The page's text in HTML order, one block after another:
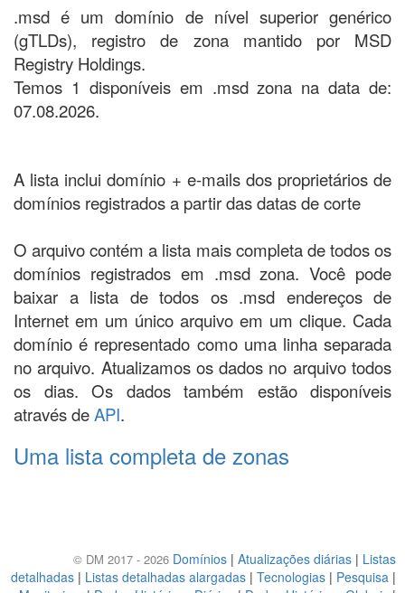
.msd é um domínio de nível superior genérico
(gTLDs), registro de zona mantido por MSD
Registry Holdings.
Temos 1 disponíveis em .msd zona na data de:
07.08.2026.
A lista inclui domínio + e-mails dos proprietários de
domínios registrados a partir das datas de corte
O arquivo contém a lista mais completa de todos os
domínios registrados em .msd zona. Você pode
baixar a lista de todos os .msd endereços de
Internet em um único arquivo em um clique. Cada
domínio é representado como uma linha separada
no arquivo. Atualizamos os dados no arquivo todos
os dias. Os dados também estão disponíveis
através deAPI.
Uma lista completa de zonas
© DM 2017 - 2026 Domínios | Atualizações diárias | Listas
detalhadas | Listas detalhadas alargadas | Tecnologias | Pesquisa |